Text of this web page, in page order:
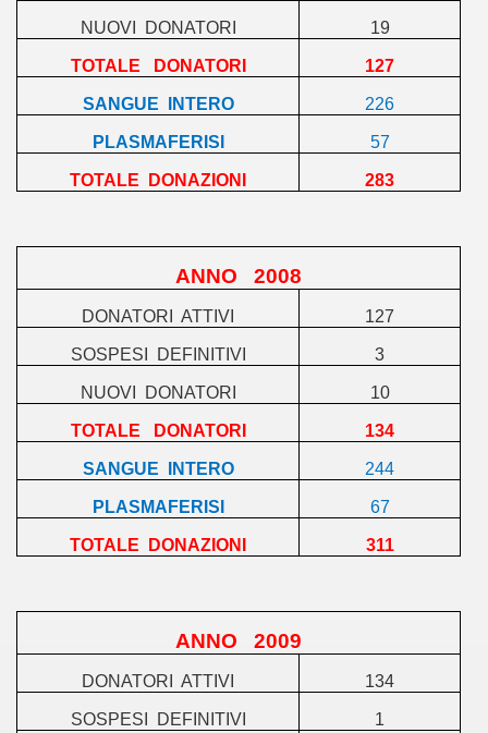
NUOVI DONATORI 19
TOTALE DONATORI 127
SANGUE INTERO 226
PLASMAFERISI 57
TOTALE DONAZIONI 283
ANNO 2008
DONATORI ATTIVI 127
SOSPESI DEFINITIVI 3
NUOVI DONATORI 10
TOTALE DONATORI 134
SANGUE INTERO 244
PLASMAFERISI 67
TOTALE DONAZIONI 311
ANNO 2009
DONATORI ATTIVI 134
SOSPESI DEFINITIVI 1